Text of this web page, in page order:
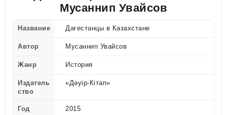
Мусаннип Увайсов
Название Дагестанцы в Казахстане
Автор Мусаннип Увайсов
Жанр История
Издатель
ство
«Дəуір-Кітап»
Год 2015